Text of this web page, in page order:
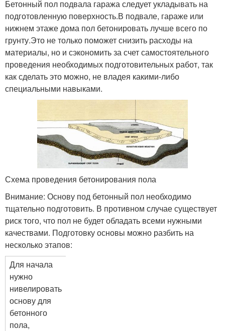
Бетонный пол подвала гаража следует укладывать на
подготовленную поверхность.В подвале, гараже или
нижнем этаже дома пол бетонировать лучше всего по
грунту.Это не только поможет снизить расходы на
материалы, но и сэкономить за счет самостоятельного
проведения необходимых подготовительных работ, так
как сделать это можно, не владея какими-либо
специальными навыками.
Схема проведения бетонирования пола
Внимание: Основу под бетонный пол необходимо
тщательно подготовить. В противном случае существует
риск того, что пол не будет обладать всеми нужными
качествами. Подготовку основы можно разбить на
несколько этапов:
Для начала
нужно
нивелировать
основу для
бетонного
пола,